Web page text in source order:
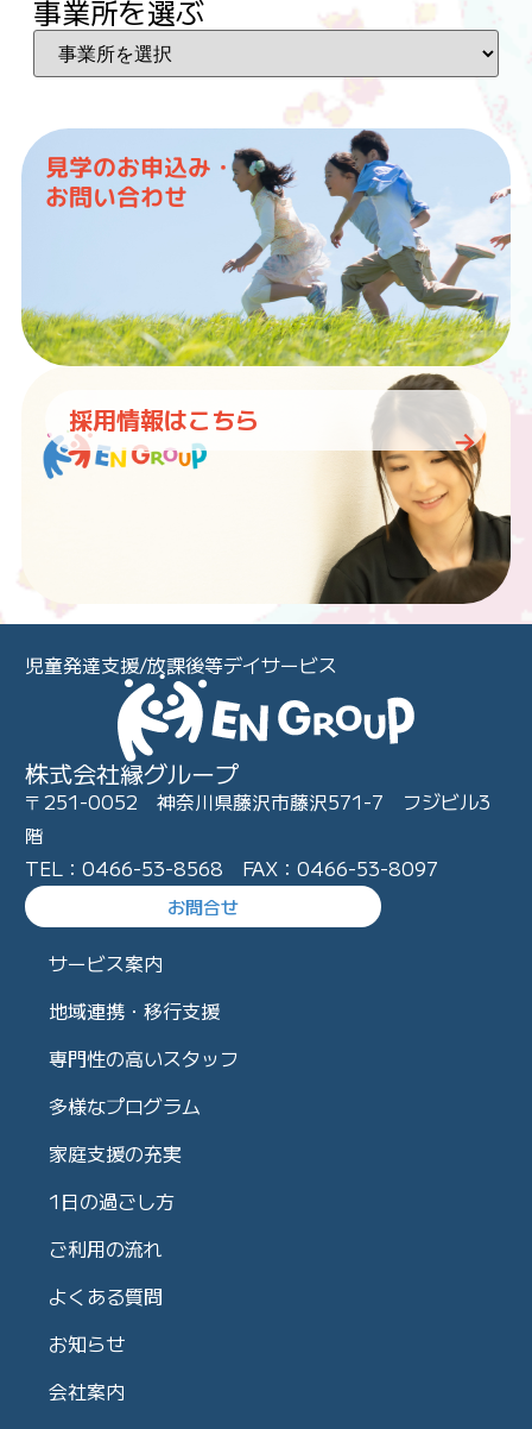
事業所を選ぶ
見学のお申込み・
お問い合わせ
採用情報はこちら
児童発達支援/放課後等デイサービス
株式会社縁グループ
〒251-0052 神奈川県藤沢市藤沢571-7 フジビル3
階
TEL：0466-53-8568 FAX：0466-53-8097
お問合せ
サービス案内
地域連携・移行支援
専門性の高いスタッフ
多様なプログラム
家庭支援の充実
1日の過ごし方
ご利用の流れ
よくある質問
お知らせ
会社案内